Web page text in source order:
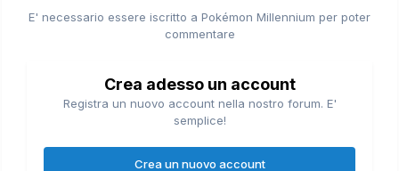
E' necessario essere iscritto a Pokémon Millennium per poter
commentare
Crea adesso un account
Registra un nuovo account nella nostro forum. E'
semplice!
Crea un nuovo account